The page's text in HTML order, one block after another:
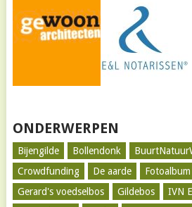
ONDERWERPEN
Bijengilde Bollendonk
Crowdfunding
De aarde Fotoalbum
Gerard's voedselbos
Gildebos IVN